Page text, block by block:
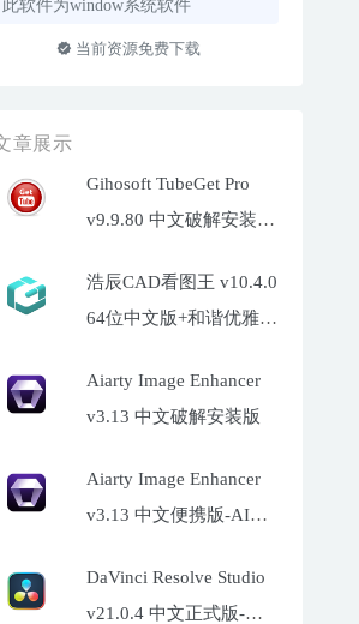
此软件为window系统软件
当前资源免费下载
章展示
Gihosoft TubeGet Pro
v9.9.80 中文破解安装
工具
浩辰CAD看图王 v10.4.0
64位中文版+和谐优雅补
Aiarty Image Enhancer
v3.13 中文破解安装版
Aiarty Image Enhancer
v3.13 中文便携版-AI照
DaVinci Resolve Studio
v21.0.4 中文正式版-达